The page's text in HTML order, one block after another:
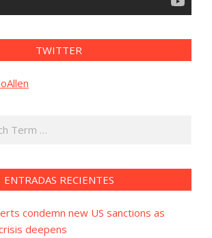
TWITTER
ENTRADAS RECIENTES
condemn new US sanctions as
deepens